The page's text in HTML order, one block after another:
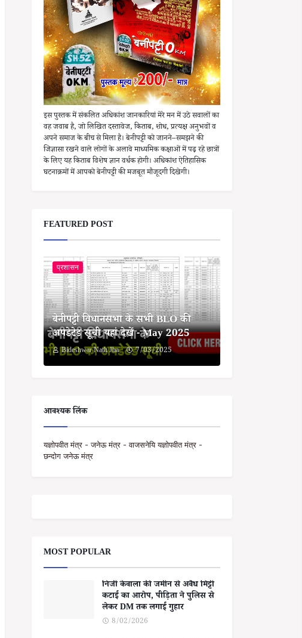
इस पुस्तक में संकलित अधिकांश जानकारियां मेरे मन में उठे सवालों का
वह जवाब है, जो लिखित दस्तावेज, किताब, शोध, प्रत्यक्ष अनुभवों व
अपने समाज के बीच से मिला है। बेनीपट्टी को जानने–समझने की
जिज्ञासा रखने वाले लोगों के अलावे माध्यमिक कक्षाओं में पढ़ रहे छात्रों
के लिए यह किताब विशेष ज्ञान वर्धक होगी। अधिकांश ऐतिहासिक
घटनाक्रमों में आपको बेनीपट्टी की मजबूत मौजूदगी दिखेगी।
FEATURED POST
प्रशासन
बेनीपट्टी विधानसभा के सभी BLO की
अपडेटेड सूची यहां देखें - May 2025
Bideshwar Nath Jha 7/03/2025
आवश्यक लिंक
यज्ञोपवीत मंत्र - जनेऊ मंत्र - वाजसनेयि यज्ञोपवीत मंत्र -
छन्दोग जनेऊ मंत्र
MOST POPULAR
निजी केवाला की जमीन से अवैध मिट्टी
कटाई का आरोप, पीड़िता ने पुलिस से
लेकर DM तक लगाई गुहार
8/02/2026